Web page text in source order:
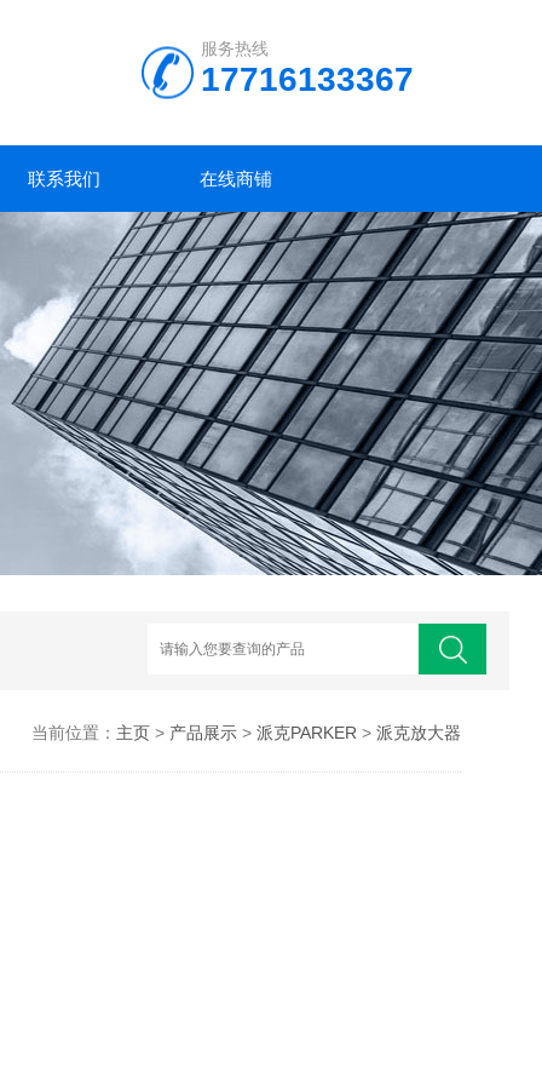
服务热线
17716133367
联系我们 在线商铺
当前位置： 主页> 产品展示> 派克PARKER > 派克放大器